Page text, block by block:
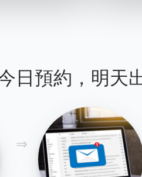
日預約，明天